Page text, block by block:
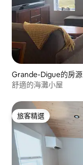
Grande-Digue的房源
舒適的海灘小屋
旅客精選
旅客精選